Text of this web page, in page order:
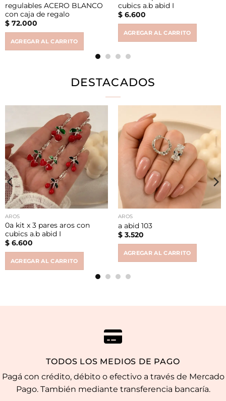
regulables ACERO BLANCO
con caja de regalo
$72.000
AGREGAR AL CARRITO
cubics a.b abid I
$6.600
AGREGAR AL CARRITO
DESTACADOS
AROS
0a kit x 3 pares aros con
cubics a.b abid I
$6.600
AGREGAR AL CARRITO
AROS
a abid 103
$3.520
AGREGAR AL CARRITO
TODOS LOS MEDIOS DE PAGO
Pagá con crédito, débito o efectivo a través de Mercado
Pago. También mediante transferencia bancaría.